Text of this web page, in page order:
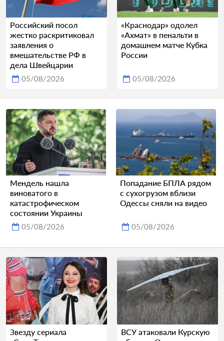
Российский посол
жестко раскритиковал
заявления о
вмешательстве РФ в
дела Швейцарии
05/08/2026
«Краснодар» одолел
«Ахмат» в пенальти в
домашнем матче Кубка
России
05/08/2026
Мендель нашла
виноватого в
катастрофическом
состоянии Украины
05/08/2026
Попадание БПЛА рядом
с сухогрузом вблизи
Одессы сняли на видео
05/08/2026
Звезду сериала
ВСУ атаковали Курскую